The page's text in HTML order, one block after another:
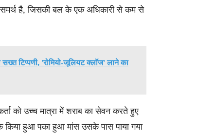
है, जिसकी बल के एक अधिकारी से कम से
टिप्पणी, 'रोमियो-जूलियट क्लॉज' लाने का
को उच्च मात्रा में शराब का सेवन करते हुए
किया हुआ पका हुआ मांस उसके पास पाया गया